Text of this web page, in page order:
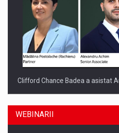
Clifford Chance Badea a asistat
WEBINARII